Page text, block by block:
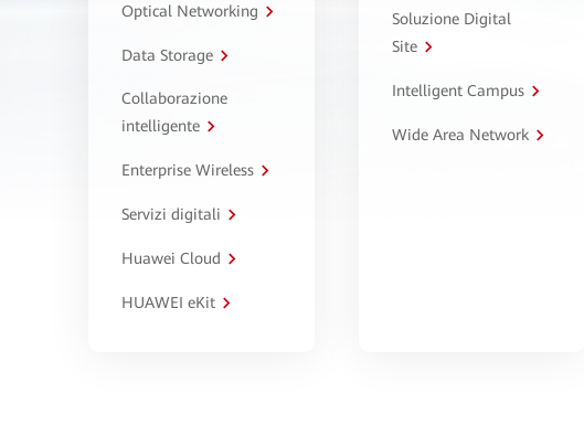
Optical Networking
Data Storage
Collaborazione
intelligente
Enterprise Wireless
Servizi digitali
Huawei Cloud
HUAWEI eKit
Soluzione Digital
Site
Intelligent Campus
Wide Area Network